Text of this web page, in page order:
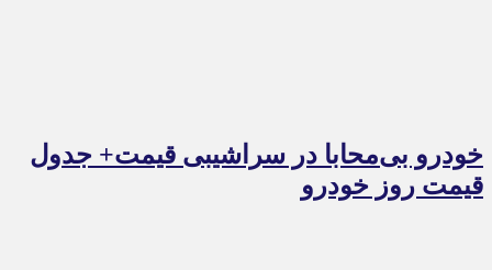
خودرو بی‌محابا در سراشیبی قیمت+ جدول
قیمت روز خودرو